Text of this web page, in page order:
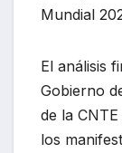
Mundial
El análisis
Gobierno
de la
los